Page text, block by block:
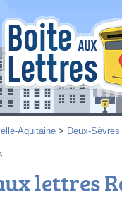
Aquitaine > Deux-Sèvres
lettres